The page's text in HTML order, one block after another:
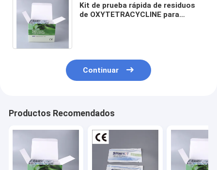
Kit de prueba rápida de residuos
de OXYTETRACYCLINE para
Continuar
Productos Recomendados